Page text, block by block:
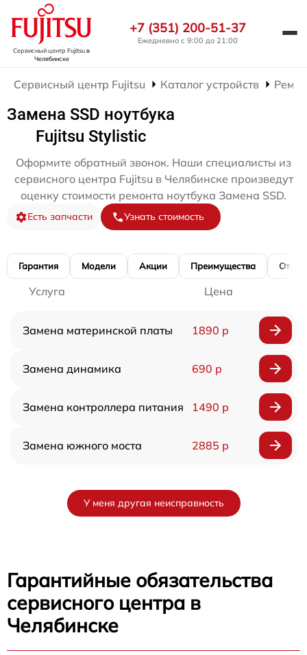
Сервисный центр Fujitsuв
Челябинске
+7 (351) 200-51-37
Ежедневно с 9:00 до 21:00
Сервисный центр Fujitsu Каталог устройств
Замена SSD ноутбука
Fujitsu Stylistic
Оформите обратный звонок. Наши специалисты из
сервисного центра Fujitsu в Челябинске произведут
оценку стоимости ремонта ноутбука Замена SSD.
Есть запчасти Узнать стоимость
Гарантия Модели Акции Преимущества
Услуга Цена
Замена материнской платы 1890 р
Замена динамика 690 р
Замена контроллера питания 1490 р
Замена южного моста 2885 р
У меня другая неисправность
Гарантийные обязательства
сервисного центра в
Челябинске